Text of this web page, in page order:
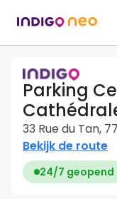
Parking
33 Rue du Tan,
Bekijk de route
24/7 geopend